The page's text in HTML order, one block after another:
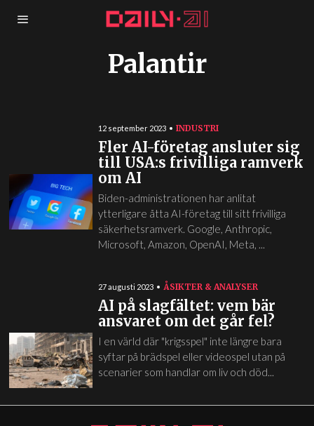
Palantir
12 september 2023 INDUSTRI
Fler AI-företag ansluter sig
till USA:s frivilliga ramverk
om AI
Biden-administrationen har anlitat
ytterligare åtta AI-företag till sitt frivilliga
säkerhetsramverk. Google, Anthropic,
Microsoft, Amazon, OpenAI, Meta, ...
27 augusti 2023 ÅSIKTER & ANALYSER
AI på slagfältet: vem bär
ansvaret om det går fel?
I en värld där "krigsspel" inte längre bara
syftar på brädspel eller videospel utan på
scenarier som handlar om liv och död...